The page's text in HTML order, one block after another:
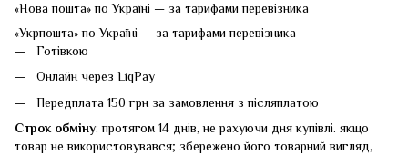
«Нова пошта» по Україні — за тарифами перевізника
«Укрпошта» по Україні — за тарифами перевізника
Готівкою
Онлайн через LiqPay
Передплата 150 грн за замовлення з післяплатою
Строк обміну: протягом 14 днів, не рахуючи дня купівлі. якщо
товар не використовувався; збережено його товарний вигляд,